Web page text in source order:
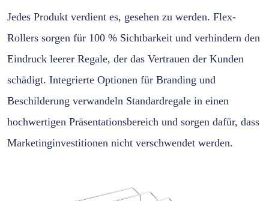
Jedes Produkt verdient es, gesehen zu werden. Flex-
Rollers sorgen für 100 % Sichtbarkeit und verhindern den
Eindruck leerer Regale, der das Vertrauen der Kunden
schädigt. Integrierte Optionen für Branding und
Beschilderung verwandeln Standardregale in einen
hochwertigen Präsentationsbereich und sorgen dafür, dass
Marketinginvestitionen nicht verschwendet werden.